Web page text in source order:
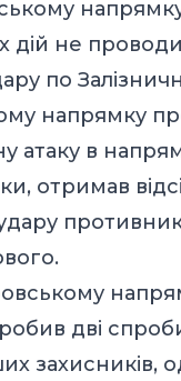
дій не
по
напрямку
атаку в
отримав
дві
захисників,